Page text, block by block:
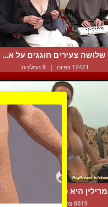
שלושה צעירים חוגגים על א...
12421 צפיות | 8 המלצות
מרילין היא פצצה מהממת ומ...
6619 צפיות | 4 המלצות